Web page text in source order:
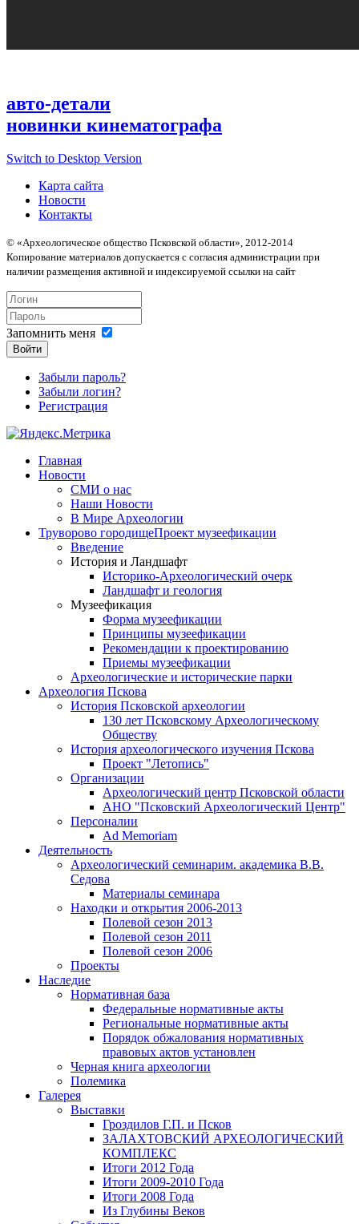
авто-детали
новинки кинематографа
Switch to Desktop Version
Карта сайта
Новости
Контакты
© «Археологическое общество Псковской области», 2012-2014
Копирование материалов допускается с согласия администрации при
наличии размещения активной и индексируемой ссылки на сайт
Запомнить меня
Войти
Забыли пароль?
Забыли логин?
Регистрация
Главная
Новости
СМИ о нас
Наши Новости
В Мире Археологии
Труворово городищеПроект музеефикации
Введение
История и Ландшафт
Историко-Археологический очерк
Ландшафт и геология
Музеефикация
Форма музеефикации
Принципы музеефикации
Рекомендации к проектированию
Приемы музеефикации
Археологические и исторические парки
Археология Пскова
История Псковской археологии
130 лет Псковскому Археологическому
Обществу
История археологического изучения Пскова
Проект "Летопись"
Организации
Археологический центр Псковской области
АНО "Псковский Археологический Центр"
Персоналии
Ad Memoriam
Деятельность
Археологический семинарим. академика В.В.
Седова
Материалы семинара
Находки и открытия 2006-2013
Полевой сезон 2013
Полевой сезон 2011
Полевой сезон 2006
Проекты
Наследие
Нормативная база
Федеральные нормативные акты
Региональные нормативные акты
Порядок обжалования нормативных
правовых актов установлен
Черная книга археологии
Полемика
Галерея
Выставки
Гроздилов Г.П. и Псков
ЗАЛАХТОВСКИЙ АРХЕОЛОГИЧЕСКИЙ
КОМПЛЕКС
Итоги 2012 Года
Итоги 2009-2010 Года
Итоги 2008 Года
Из Глубины Веков